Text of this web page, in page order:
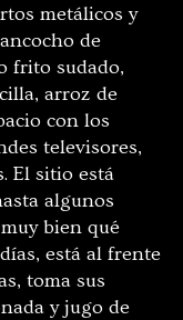
metálicos y
de
frito sudado,
arroz de
con los
televisores,
El sitio está
algunos
bien qué
está al frente
toma sus
y jugo de